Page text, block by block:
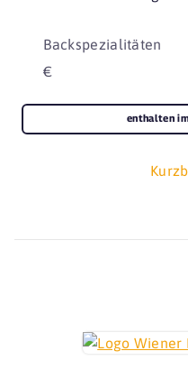
Backspezialitäten
€
enthalten